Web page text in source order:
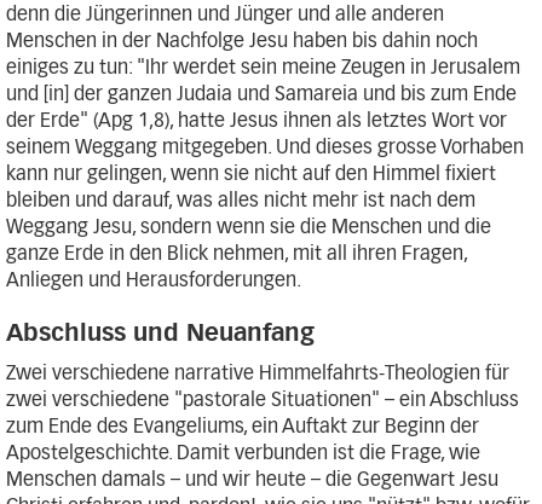
denn die Jüngerinnen und Jünger und alle anderen
Menschen in der Nachfolge Jesu haben bis dahin noch
einiges zu tun: "Ihr werdet sein meine Zeugen in Jerusalem
und [in] der ganzen Judaia und Samareia und bis zum Ende
der Erde" (Apg 1,8), hatte Jesus ihnen als letztes Wort vor
seinem Weggang mitgegeben. Und dieses grosse Vorhaben
kann nur gelingen, wenn sie nicht auf den Himmel fixiert
bleiben und darauf, was alles nicht mehr ist nach dem
Weggang Jesu, sondern wenn sie die Menschen und die
ganze Erde in den Blick nehmen, mit all ihren Fragen,
Anliegen und Herausforderungen.
Abschluss und Neuanfang
Zwei verschiedene narrative Himmelfahrts-Theologien für
zwei verschiedene "pastorale Situationen" – ein Abschluss
zum Ende des Evangeliums, ein Auftakt zur Beginn der
Apostelgeschichte. Damit verbunden ist die Frage, wie
Menschen damals – und wir heute – die Gegenwart Jesu